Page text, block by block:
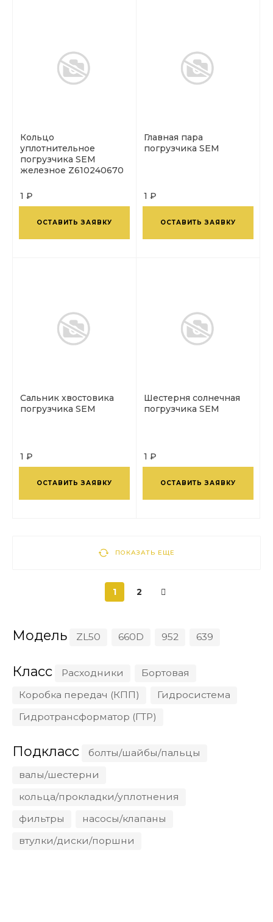
Кольцо
уплотнительное
погрузчика SEM
железное Z610240670
1 ₽
ОСТАВИТЬ ЗАЯВКУ
Главная пара
погрузчика SEM
1 ₽
ОСТАВИТЬ ЗАЯВКУ
Сальник хвостовика
погрузчика SEM
1 ₽
ОСТАВИТЬ ЗАЯВКУ
Шестерня солнечная
погрузчика SEM
1 ₽
ОСТАВИТЬ ЗАЯВКУ
ПОКАЗАТЬ ЕЩЕ
1 2
Модель ZL50 660D 952 639
Класс Расходники
Бортовая
Коробка передач (КПП)
Гидросистема
Гидротрансформатор (ГТР)
Подкласс
болты/шайбы/пальцы
валы/шестерни
кольца/прокладки/уплотнения
фильтры
насосы/клапаны
втулки/диски/поршни